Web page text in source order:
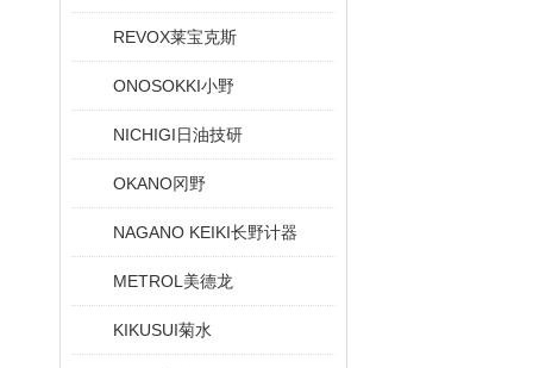
REVOX莱宝克斯
ONOSOKKI小野
NICHIGI日油技研
OKANO冈野
NAGANO KEIKI长野计器
METROL美德龙
KIKUSUI菊水